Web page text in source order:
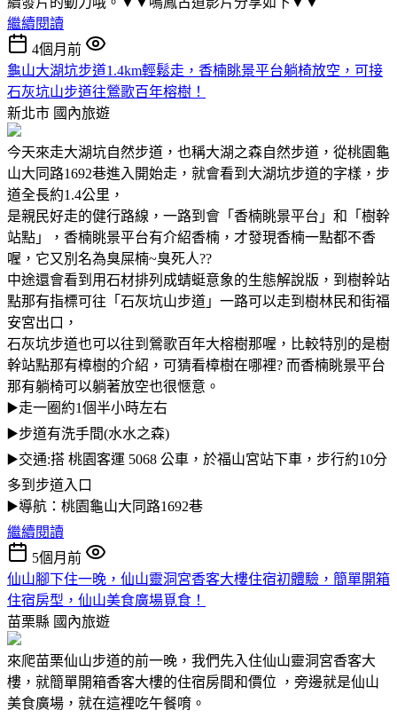
繼續閱讀
4個月前
龜山大湖坑步道1.4km輕鬆走，香楠眺景平台躺椅放空，可接
石灰坑山步道往鶯歌百年榕樹！
新北市 國內旅遊
今天來走大湖坑自然步道，也稱大湖之森自然步道，從桃園龜
山大同路1692巷進入開始走，就會看到大湖坑步道的字樣，步
道全長約1.4公里，
是親民好走的健行路線，一路到會「香楠眺景平台」和「樹幹
站點」，香楠眺景平台有介紹香楠，才發現香楠一點都不香
喔，它又別名為臭屎楠~臭死人??
中途還會看到用石材排列成蜻蜓意象的生態解說版，到樹幹站
點那有指標可往「石灰坑山步道」一路可以走到樹林民和街福
安宮出口，
石灰坑步道也可以往到鶯歌百年大榕樹那喔，比較特別的是樹
幹站點那有樟樹的介紹，可猜看樟樹在哪裡? 而香楠眺景平台
那有躺椅可以躺著放空也很愜意。
▶️走一圈約1個半小時左右
▶️步道有洗手間(水水之森)
▶️交通:搭 桃園客運 5068 公車，於福山宮站下車，步行約10分
多到步道入口
▶️導航：桃園龜山大同路1692巷
繼續閱讀
5個月前
仙山腳下住一晚，仙山靈洞宮香客大樓住宿初體驗，簡單開箱
住宿房型，仙山美食廣場覓食！
苗栗縣 國內旅遊
來爬苗栗仙山步道的前一晚，我們先入住仙山靈洞宮香客大
樓，就簡單開箱香客大樓的住宿房間和價位 ，旁邊就是仙山
美食廣場，就在這裡吃午餐唷。